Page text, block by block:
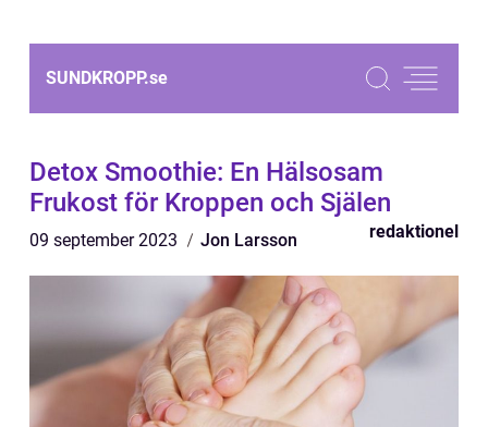
SUNDKROPP.se
Detox Smoothie: En Hälsosam
Frukost för Kroppen och Själen
09 september 2023 Jon Larsson redaktionel